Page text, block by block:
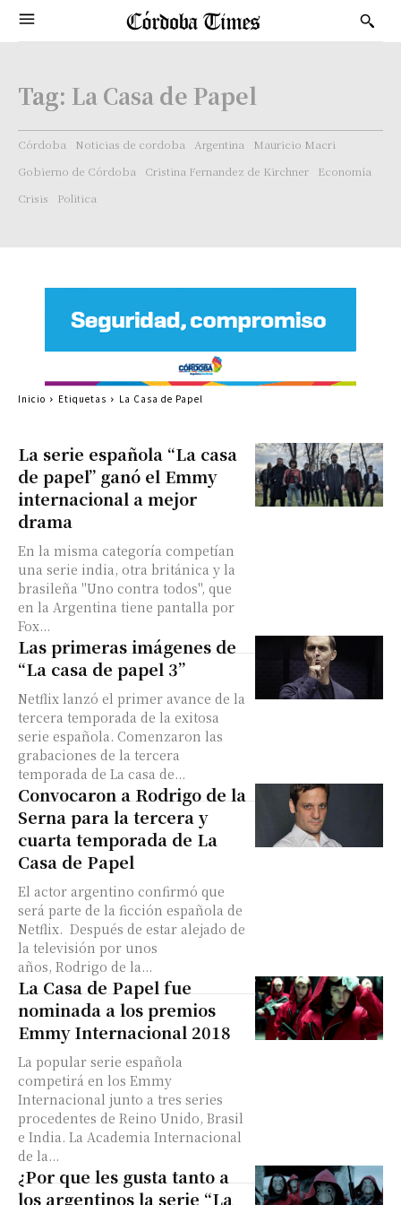
Tag: La Casa de Papel
Córdoba Noticias de cordoba Argentina
Mauricio Macri
Gobierno de Córdoba
Cristina Fernandez de Kirchner
Economía
Crisis
Politica
La serie española “La casa
de papel” ganó el Emmy
internacional a mejor
drama
En la misma categoría competían
una serie india, otra británica y la
brasileña "Uno contra todos", que
en la Argentina tiene pantalla por
Fox...
Las primeras imágenes de
“La casa de papel 3”
Netflix lanzó el primer avance de la
tercera temporada de la exitosa
serie española. Comenzaron las
grabaciones de la tercera
temporada de La casa de...
Convocaron a Rodrigo de la
Serna para la tercera y
cuarta temporada de La
Casa de Papel
El actor argentino confirmó que
será parte de la ficción española de
Netflix. Después de estar alejado de
la televisión por unos
años, Rodrigo de la...
La Casa de Papel fue
nominada a los premios
Emmy Internacional 2018
La popular serie española
competirá en los Emmy
Internacional junto a tres series
procedentes de Reino Unido, Brasil
e India. La Academia Internacional
de la...
¿Por que les gusta tanto a
los argentinos la serie “La
Inicio Etiquetas La Casa de Papel